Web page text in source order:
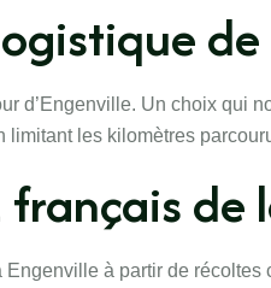
d’Engenville. Un choix qui
les kilomètres
de
à partir de